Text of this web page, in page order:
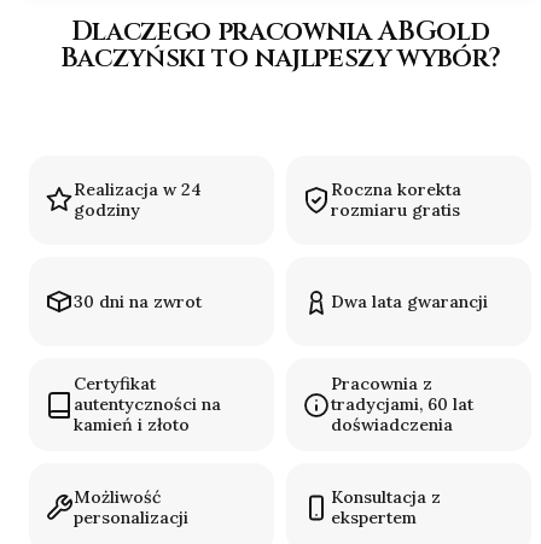
Dlaczego pracownia ABGold
Baczyński to najlpeszy wybór?
Realizacja w 24
godziny
Roczna korekta
rozmiaru gratis
30 dni na zwrot Dwa lata gwarancji
Certyfikat
autentyczności na
kamień i złoto
Pracownia z
tradycjami, 60 lat
doświadczenia
Możliwość
personalizacji
Konsultacja z
ekspertem